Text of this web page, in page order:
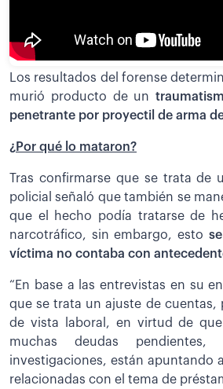
Los resultados del forense
murió producto de un
penetrante por proyectil de arma
¿Por qué lo mataron?
Tras confirmarse que se trata de
policial señaló que también se
que el hecho podía tratarse de
narcotráfico, sin embargo, esto
víctima no contaba con
“En base a las entrevistas en su
que se trata un ajuste de cuentas,
de vista laboral, en virtud de
muchas deudas pendientes,
investigaciones, están apuntando
relacionadas con el tema de